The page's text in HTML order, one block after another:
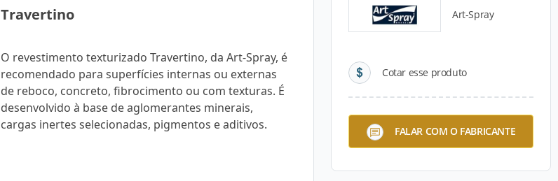
Travertino
O revestimento texturizado Travertino, da Art-Spray, é
recomendado para superfícies internas ou externas
de reboco, concreto, fibrocimento ou com texturas. É
desenvolvido à base de aglomerantes minerais,
cargas inertes selecionadas, pigmentos e aditivos.
Art-Spray
Cotar esse produto
FALAR COM O FABRICANTE